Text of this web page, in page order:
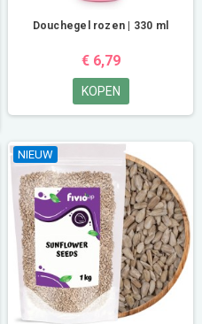
Douchegel rozen | 330 ml
€ 6,79
KOPEN
NIEUW